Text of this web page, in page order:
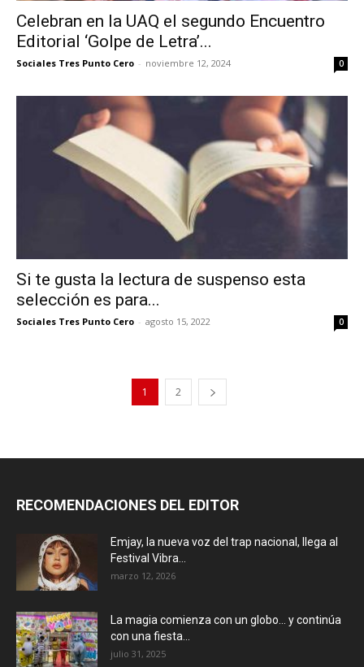
Celebran en la UAQ el segundo Encuentro
Editorial ‘Golpe de Letra’...
Sociales Tres Punto Cero - noviembre 12, 2024 0
Si te gusta la lectura de suspenso esta
selección es para...
Sociales Tres Punto Cero - agosto 15, 2022 0
1 2
RECOMENDACIONES DEL EDITOR
Emjay, la nueva voz del trap nacional, llega al
Festival Vibra...
marzo 12, 2026
La magia comienza con un globo… y continúa
con una fiesta...
julio 31, 2025